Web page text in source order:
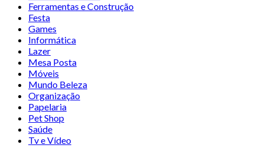
Ferramentas e Construção
Festa
Games
Informática
Lazer
Mesa Posta
Móveis
Mundo Beleza
Organização
Papelaria
Pet Shop
Saúde
Tv e Vídeo